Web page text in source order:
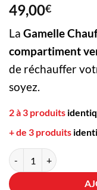
49,00€
La Gamelle
compartiment
de réchauffer
soyez.
2 à 3 produits
+ de 3 produits
quantité de Gamelle